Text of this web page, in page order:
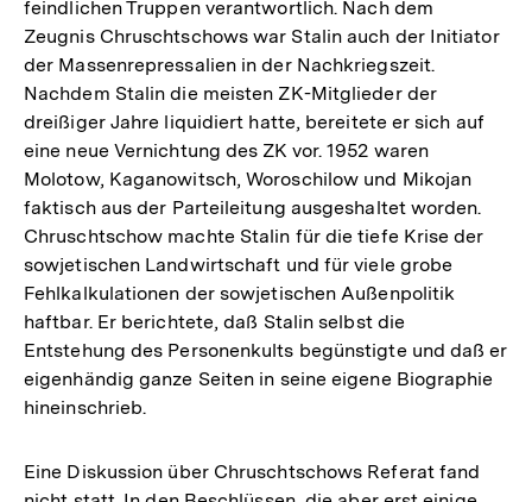
feindlichen Truppen verantwortlich. Nach dem
Zeugnis Chruschtschows war Stalin auch der Initiator
der Massenrepressalien in der Nachkriegszeit.
Nachdem Stalin die meisten ZK-Mitglieder der
dreißiger Jahre liquidiert hatte, bereitete er sich auf
eine neue Vernichtung des ZK vor. 1952 waren
Molotow, Kaganowitsch, Woroschilow und Mikojan
faktisch aus der Parteileitung ausgeshaltet worden.
Chruschtschow machte Stalin für die tiefe Krise der
sowjetischen Landwirtschaft und für viele grobe
Fehlkalkulationen der sowjetischen Außenpolitik
haftbar. Er berichtete, daß Stalin selbst die
Entstehung des Personenkults begünstigte und daß er
eigenhändig ganze Seiten in seine eigene Biographie
hineinschrieb.
Eine Diskussion über Chruschtschows Referat fand